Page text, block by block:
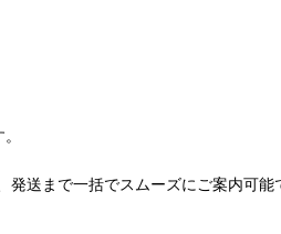
送まで一括でスムーズにご案内可